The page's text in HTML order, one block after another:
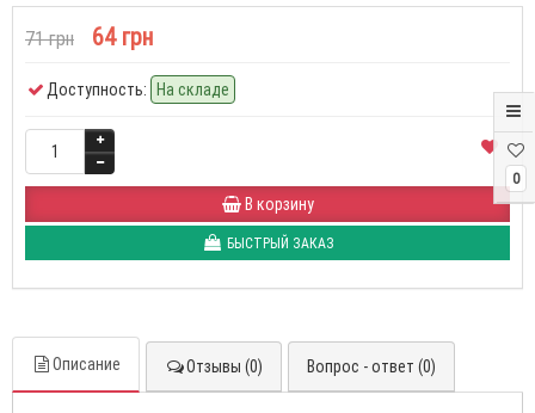
0
71 грн 64 грн
Доступность: На складе
В корзину
БЫСТРЫЙ ЗАКАЗ
Описание Отзывы (0) Вопрос - ответ (0)